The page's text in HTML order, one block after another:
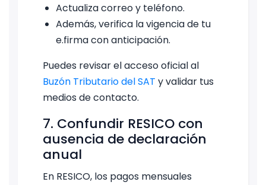
Actualiza correo y teléfono.
Además, verifica la vigencia de tu
e.firma con anticipación.
Puedes revisar el acceso oficial al
Buzón Tributario del SAT y validar tus
medios de contacto.
7. Confundir RESICO con
ausencia de declaración
anual
En RESICO, los pagos mensuales